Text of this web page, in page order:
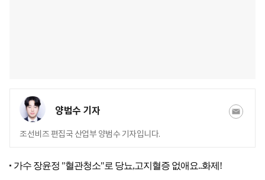
양범수 기자
조선비즈 편집국 산업부 양범수 기자입니다.